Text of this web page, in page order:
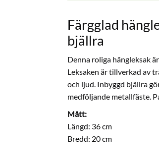
Färgglad
bjällra
Denna roliga hängleksak
Leksaken är tillverkad av
och ljud. Inbyggd bjällra
medföljande metallfäste.
Mått:
Längd: 36 cm
Bredd: 20 cm